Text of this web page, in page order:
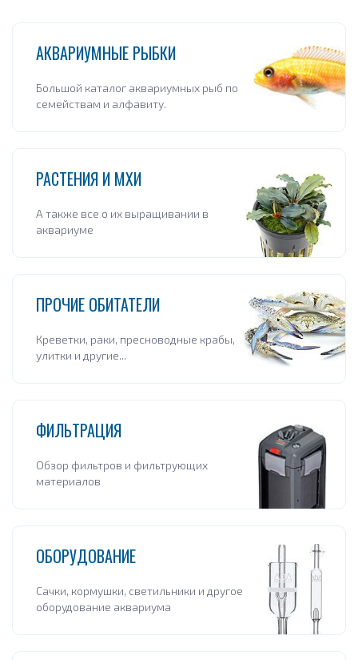
АКВАРИУМНЫЕ РЫБКИ
Большой каталог аквариумных рыб по
семействам и алфавиту.
РАСТЕНИЯ И МХИ
А также все о их выращивании в
аквариуме
ПРОЧИЕ ОБИТАТЕЛИ
Креветки, раки, пресноводные крабы,
улитки и другие...
ФИЛЬТРАЦИЯ
Обзор фильтров и фильтрующих
материалов
ОБОРУДОВАНИЕ
Сачки, кормушки, светильники и другое
оборудование аквариума